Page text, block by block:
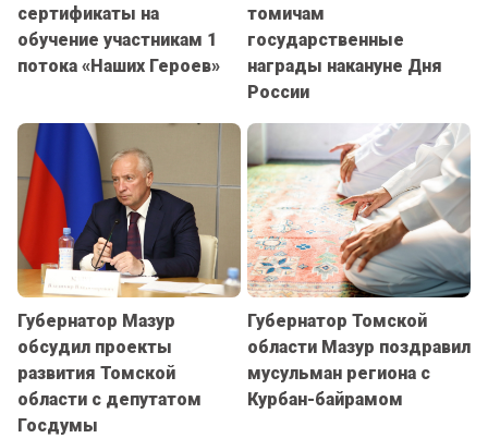
сертификаты на
обучение участникам 1
потока «Наших Героев»
томичам
государственные
награды накануне Дня
России
Губернатор Мазур
обсудил проекты
развития Томской
области с депутатом
Госдумы
Губернатор Томской
области Мазур поздравил
мусульман региона с
Курбан-байрамом